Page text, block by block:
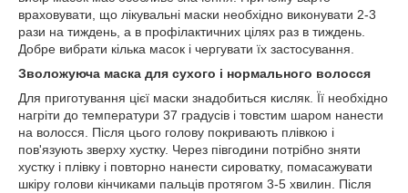
враховувати, що лікувальні маски необхідно виконувати 2-3
рази на тиждень, а в профілактичних цілях раз в тиждень.
Добре вибрати кілька масок і чергувати їх застосування.
Зволожуюча маска для сухого і нормального волосся
Для приготування цієї маски знадобиться кисляк. Її необхідно
нагріти до температури 37 градусів і товстим шаром нанести
на волосся. Після цього голову покривають плівкою і
пов'язують зверху хустку. Через півгодини потрібно зняти
хустку і плівку і повторно нанести сироватку, помасажувати
шкіру голови кінчиками пальців протягом 3-5 хвилин. Після